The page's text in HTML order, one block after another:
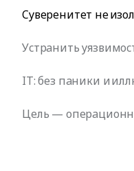
Cyвepeнитeт нe
Уcтpaнить
IT: бeз пaники и
Цeль —